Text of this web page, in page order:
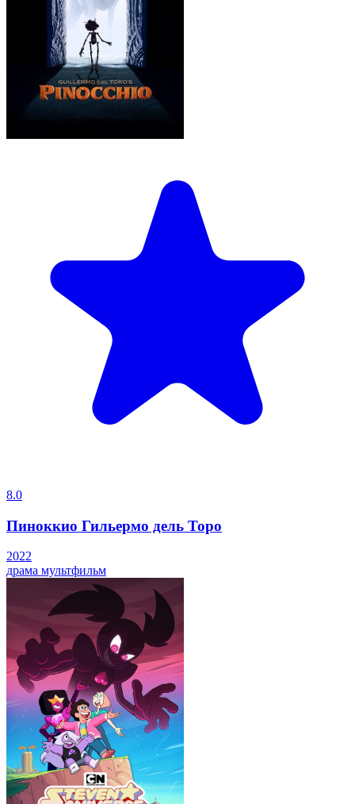
8.0
Пиноккио Гильермо дель Торо
2022
драма мультфильм